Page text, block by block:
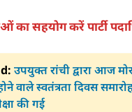
का सहयोग करें पार्टी
उपयुक्त रांची द्वारा आज
वाले स्वतंत्रता दिवस
की गई